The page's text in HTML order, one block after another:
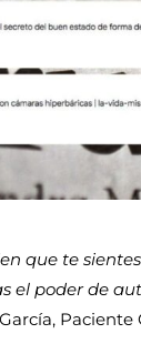
que te
el poder de
Paciente